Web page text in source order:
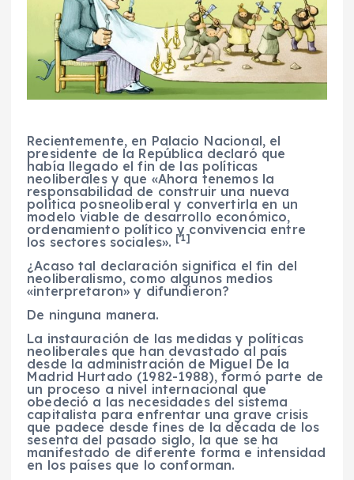
Recientemente, en Palacio Nacional, el
presidente de la República declaró que
había llegado el fin de las políticas
neoliberales y que «Ahora tenemos la
responsabilidad de construir una nueva
política posneoliberal y convertirla en un
modelo viable de desarrollo económico,
ordenamiento político y convivencia entre
los sectores sociales». [1]
¿Acaso tal declaración significa el fin del
neoliberalismo, como algunos medios
«interpretaron» y difundieron?
De ninguna manera.
La instauración de las medidas y políticas
neoliberales que han devastado al país
desde la administración de Miguel De la
Madrid Hurtado (1982-1988), formó parte de
un proceso a nivel internacional que
obedeció a las necesidades del sistema
capitalista para enfrentar una grave crisis
que padece desde fines de la década de los
sesenta del pasado siglo, la que se ha
manifestado de diferente forma e intensidad
en los países que lo conforman.